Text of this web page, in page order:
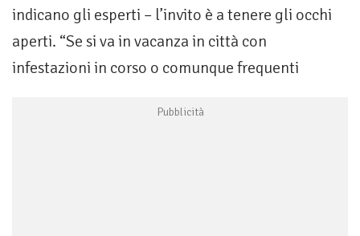
indicano gli esperti – l’invito è a tenere gli occhi
aperti. “Se si va in vacanza in città con
infestazioni in corso o comunque frequenti